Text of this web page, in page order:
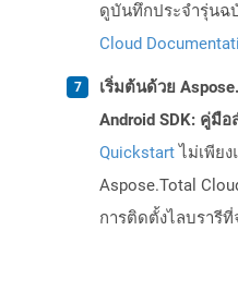
ดูบันทึกประจำรุ่น
Cloud
เริ่มต้นด้วย
Android SDK: คู่มื
Quickstartไม่เพีย
Aspose.Total
การติดตั้งไลบรารี